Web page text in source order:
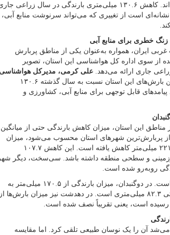
می‌کنند، چشم به پیش‌بینی‌های هواشناسی دوخته‌اند. کاهش ۱۳۰.۶ میلی‌متری بارندگی در سال زراعی
است از تغییری که می‌تواند سرنوشت منابع آبی،
خطری برای منابع آبی
ایران، همواره به‌عنوان یکی از مناطق پربارش
از سوی اداره کل هواشناسی این استان، تصویر
جاری ارائه می‌دهد. علی کرمی، مدیرکل هواشناسی
اعلام کرده است که میانگین بارش‌های این استان نسبت به سال گذشته ۱۳۰.۶
قابل توجهی برای منابع آبی، کشاورزی و
این استان، میزان کاهش بارندگی حتی از میانگین
از پربارش‌ترین شهرهای استان محسوب می‌شود، میزان
بارندگی از ۳۲۹.۲ میلی‌متر در سال گذشته به ۲۲۱.۵ میلی‌متر کاهش یافته است. این کاهش ۱۰۷.۷
و سطحی منطقه داشته باشد. سی‌سخت، دیگر شهر
اما اوضاع در دیگر مناطق استان نیز نگران‌کننده است. در دوگنبدان، میزان بارندگی از ۱۷۰.۵ میلی‌متر به
۸۸.۲ میلی‌متر کاهش یافته است که به معنای افتی ۸۲.۳ میلی‌متری است. در دهدشت نیز میزان بارش‌ها از
آن را یک نوسان طبیعی تلقی کرد. اما مقایسه